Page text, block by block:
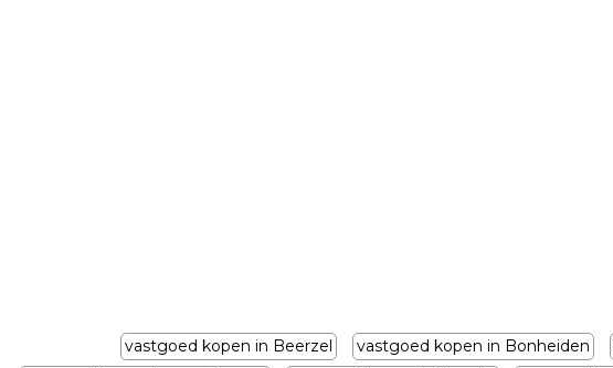
vastgoed kopen in Beerzel vastgoed kopen in Bonheiden